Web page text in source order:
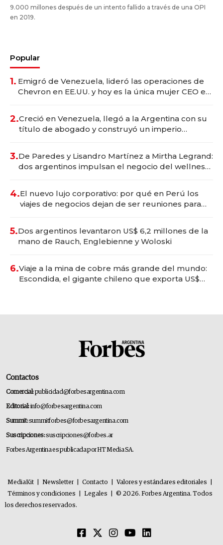
9.000 millones después de un intento fallido a través de una OPI
en 2019.
Popular
1. Emigró de Venezuela, lideró las operaciones de
Chevron en EE.UU. y hoy es la única mujer CEO en
2.Creció en Venezuela, llegó a la Argentina con su
título de abogado y construyó un imperio
3.De Paredes y Lisandro Martínez a Mirtha Legrand:
dos argentinos impulsan el negocio del wellness
4.El nuevo lujo corporativo: por qué en Perú los
viajes de negocios dejan de ser reuniones para
5.Dos argentinos levantaron US$ 6,2 millones de la
mano de Rauch, Englebienne y Woloski
6.Viaje a la mina de cobre más grande del mundo:
Escondida, el gigante chileno que exporta US$
Contactos
Comercial:publicidad@forbesargentina.com
Editorial:info@forbesargentina.com
Summit:summitforbes@forbesargentina.com
Suscripciones:suscripciones@forbes.ar
Forbes Argentina es publicada por HT Media SA.
MediaKit Newsletter Contacto Valores y estándares editoriales
Términos y condiciones
Legales
© 2026. Forbes Argentina. Todos
los derechos reservados.